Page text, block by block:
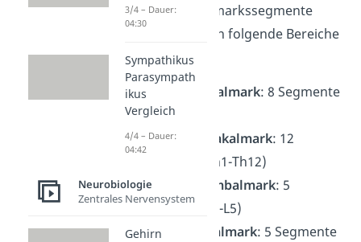
teilst die Rückenmarkssegmente
beim Menschen in folgende Bereiche
ein:
Hals- / Zervikalmark: 8 Segmente
(C1-C8)
Brust- / Thorakalmark: 12
Segmente (Th1-Th12)
Lenden- / Lumbalmark: 5
Segmente (L1-L5)
Kreuz- / Sakralmark: 5 Segmente
3/4 – Dauer:
04:30
Sympathikus
Parasympath
ikus
Vergleich
4/4 – Dauer:
04:42
Neurobiologie
Zentrales Nervensystem
Gehirn